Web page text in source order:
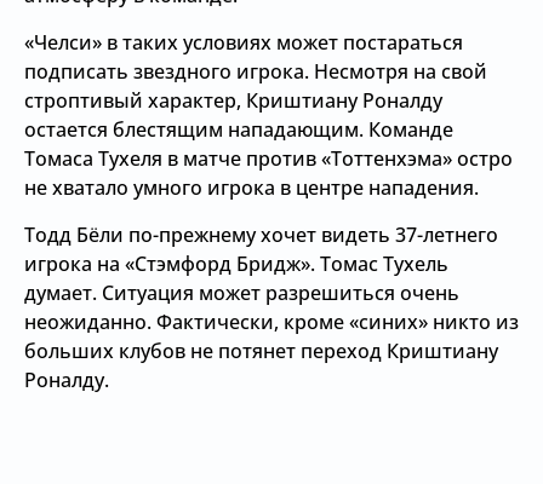
«Челси» в таких условиях может постараться
подписать звездного игрока. Несмотря на свой
строптивый характер, Криштиану Роналду
остается блестящим нападающим. Команде
Томаса Тухеля в матче против «Тоттенхэма» остро
не хватало умного игрока в центре нападения.
Тодд Бёли по-прежнему хочет видеть 37-летнего
игрока на «Стэмфорд Бридж». Томас Тухель
думает. Ситуация может разрешиться очень
неожиданно. Фактически, кроме «синих» никто из
больших клубов не потянет переход Криштиану
Роналду.